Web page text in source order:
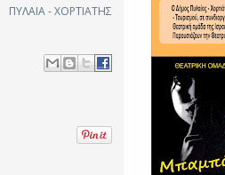
ΠΥΛΑΙΑ - ΧΟΡΤΙΑΤΗΣ